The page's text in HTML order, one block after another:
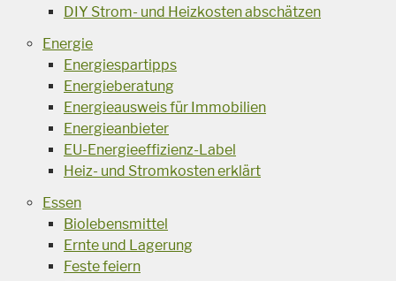
DIY Strom- und Heizkosten abschätzen
Energie
Energiespartipps
Energieberatung
Energieausweis für Immobilien
Energieanbieter
EU-Energieeffizienz-Label
Heiz- und Stromkosten erklärt
Essen
Biolebensmittel
Ernte und Lagerung
Feste feiern